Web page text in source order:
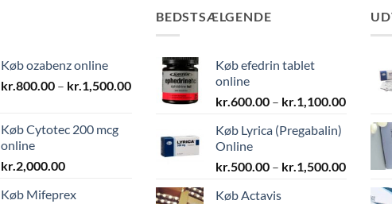
Køb ozabenz online
kr.800.00 – kr.1,500.00Prisinterval:
kr.800.00
kr.1,500.00
Køb Cytotec 200 mcg
online
kr.2,000.00
Køb Mifeprex
BEDSTSÆLGENDE
Køb efedrin tablet
online
kr.600.00 – kr.1,100.00
Køb Lyrica (Pregabalin)
Online
kr.500.00 – kr.1,500.00
Køb Actavis